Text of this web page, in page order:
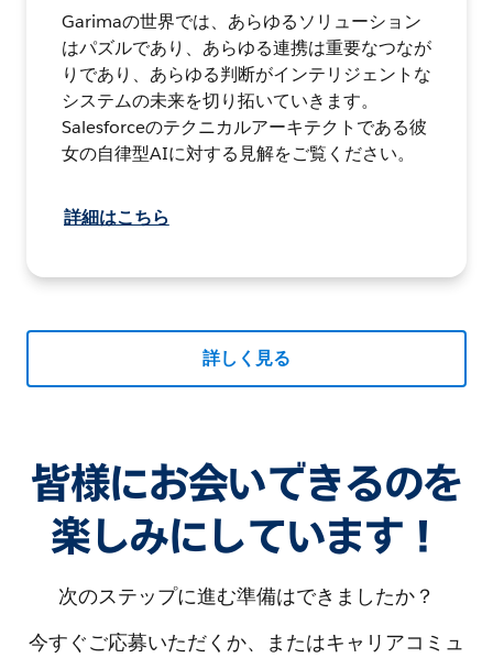
Garimaの世界では、あらゆるソリューション
はパズルであり、あらゆる連携は重要なつなが
りであり、あらゆる判断がインテリジェントな
システムの未来を切り拓いていきます。
Salesforceのテクニカルアーキテクトである彼
女の自律型AIに対する見解をご覧ください。
詳細はこちら
詳しく見る
皆様にお会いできるのを
楽しみにしています！
次のステップに進む準備はできましたか？
今すぐご応募いただくか、またはキャリアコミュ